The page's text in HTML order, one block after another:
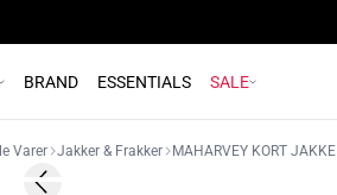
BRAND ESSENTIALS SALE
Varer Jakker & Frakker MAHARVEY KORT JAKKE